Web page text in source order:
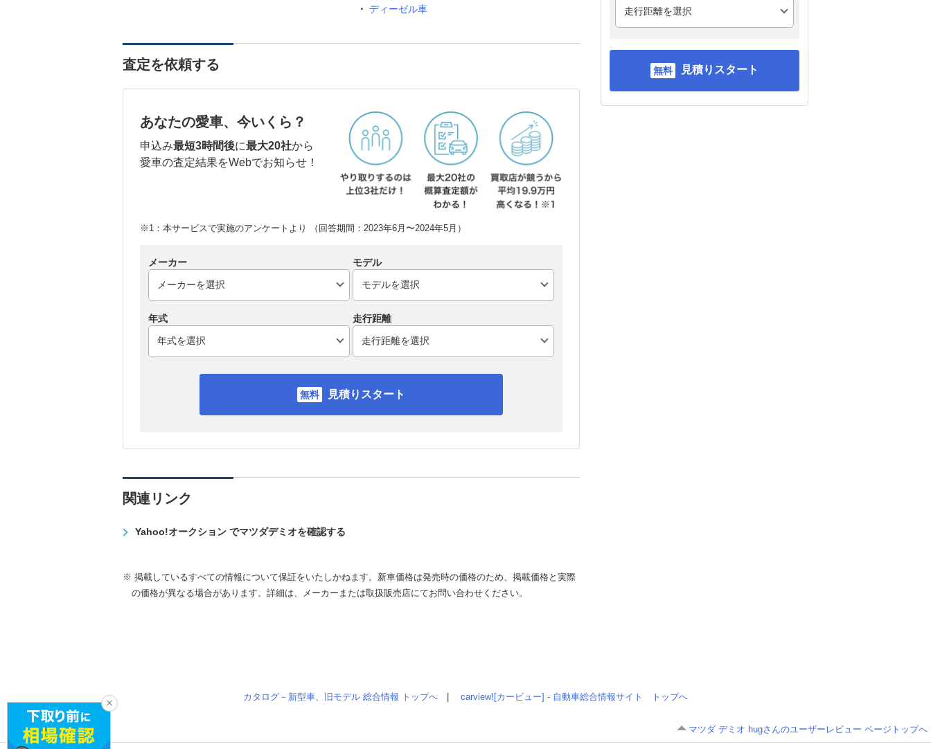
ディーゼル車
査定を依頼する
あなたの愛車、今いくら？
申込み最短3時間後に最大20社から
愛車の査定結果をWebでお知らせ！
※1：本サービスで実施のアンケートより （回答期間：2023年6月〜2024年5月）
メーカー モデル
年式 走行距離
見積りスタート
関連リンク
Yahoo!オークション でマツダデミオを確認する
※ 掲載しているすべての情報について保証をいたしかねます。新車価格は発売時の価格のため、掲載価格と実際
の価格が異なる場合があります。詳細は、メーカーまたは取扱販売店にてお問い合わせください。
見積りスタート
カタログ－新型車、旧モデル 総合情報 トップへ carview![カービュー] - 自動車総合情報サイト トップへ
マツダ デミオ hugさんのユーザーレビュー ページトップへ